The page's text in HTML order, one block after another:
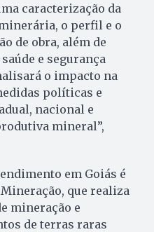
caracterização da
o perfil e o
de obra, além de
e segurança
o impacto na
políticas e
nacional e
mineral”,
em Goiás é
Mineração, que realiza
mineração e
de terras raras